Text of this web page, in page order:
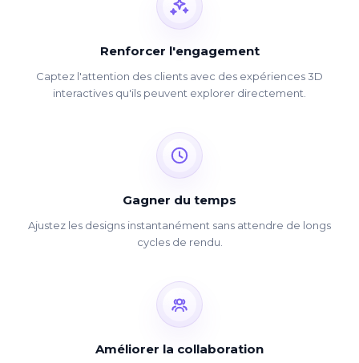
Renforcer l'engagement
Captez l'attention des clients avec des expériences 3D
interactives qu'ils peuvent explorer directement.
Gagner du temps
Ajustez les designs instantanément sans attendre de longs
cycles de rendu.
Améliorer la collaboration